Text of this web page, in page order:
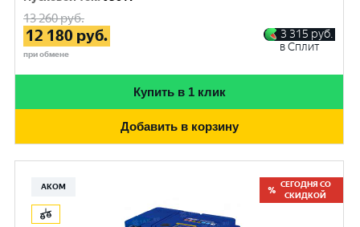
13 260руб.
12 180 руб.
при обмене
3 315 руб.
в Сплит
Купить в 1 клик
Добавить в корзину
АКОМ
СЕГОДНЯ СО
СКИДКОЙ